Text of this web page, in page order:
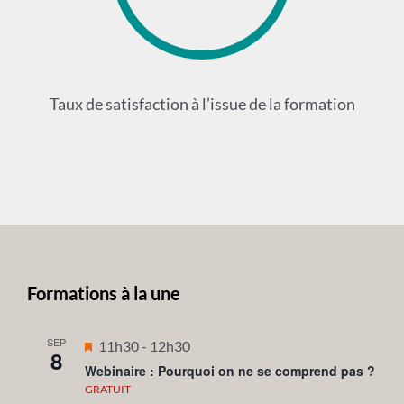
Taux de satisfaction à l’issue de la formation
Formations à la une
SEP
8
Mis
en
avant
11h30- 12h30
Webinaire : Pourquoi on ne se comprend pas ?
GRATUIT